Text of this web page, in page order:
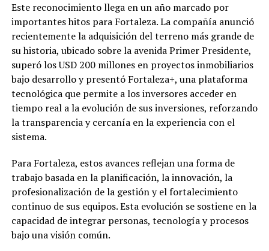
Este reconocimiento llega en un año marcado por
importantes hitos para Fortaleza. La compañía anunció
recientemente la adquisición del terreno más grande de
su historia, ubicado sobre la avenida Primer Presidente,
superó los USD 200 millones en proyectos inmobiliarios
bajo desarrollo y presentó Fortaleza+, una plataforma
tecnológica que permite a los inversores acceder en
tiempo real a la evolución de sus inversiones, reforzando
la transparencia y cercanía en la experiencia con el
sistema.
Para Fortaleza, estos avances reflejan una forma de
trabajo basada en la planificación, la innovación, la
profesionalización de la gestión y el fortalecimiento
continuo de sus equipos. Esta evolución se sostiene en la
capacidad de integrar personas, tecnología y procesos
bajo una visión común.